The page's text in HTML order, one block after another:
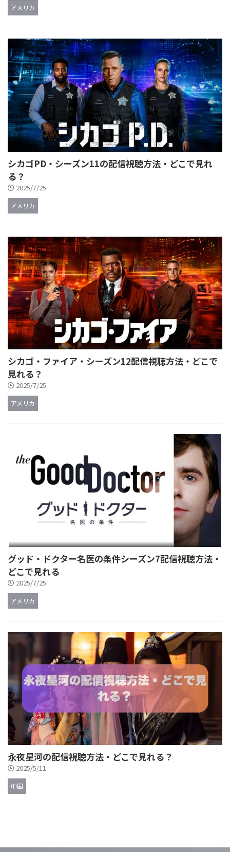
アメリカ
シカゴPD・シーズン11の配信視聴方法・どこで見れ
る？
2025/7/25
アメリカ
シカゴ・ファイア・シーズン12配信視聴方法・どこで
見れる？
2025/7/25
アメリカ
グッド・ドクター名医の条件シーズン7配信視聴方法・
どこで見れる
2025/7/25
アメリカ
永夜星河の配信視聴方法・どこで見れる？
2025/5/11
中国